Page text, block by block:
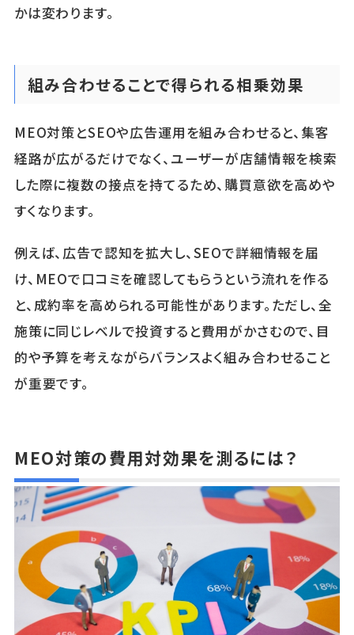
かは変わります。
組み合わせることで得られる相乗効果
MEO対策とSEOや広告運用を組み合わせると、集客
経路が広がるだけでなく、ユーザーが店舗情報を検索
した際に複数の接点を持てるため、購買意欲を高めや
すくなります。
例えば、広告で認知を拡大し、SEOで詳細情報を届
け、MEOで口コミを確認してもらうという流れを作る
と、成約率を高められる可能性があります。ただし、全
施策に同じレベルで投資すると費用がかさむので、目
的や予算を考えながらバランスよく組み合わせること
が重要です。
MEO対策の費用対効果を測るには？